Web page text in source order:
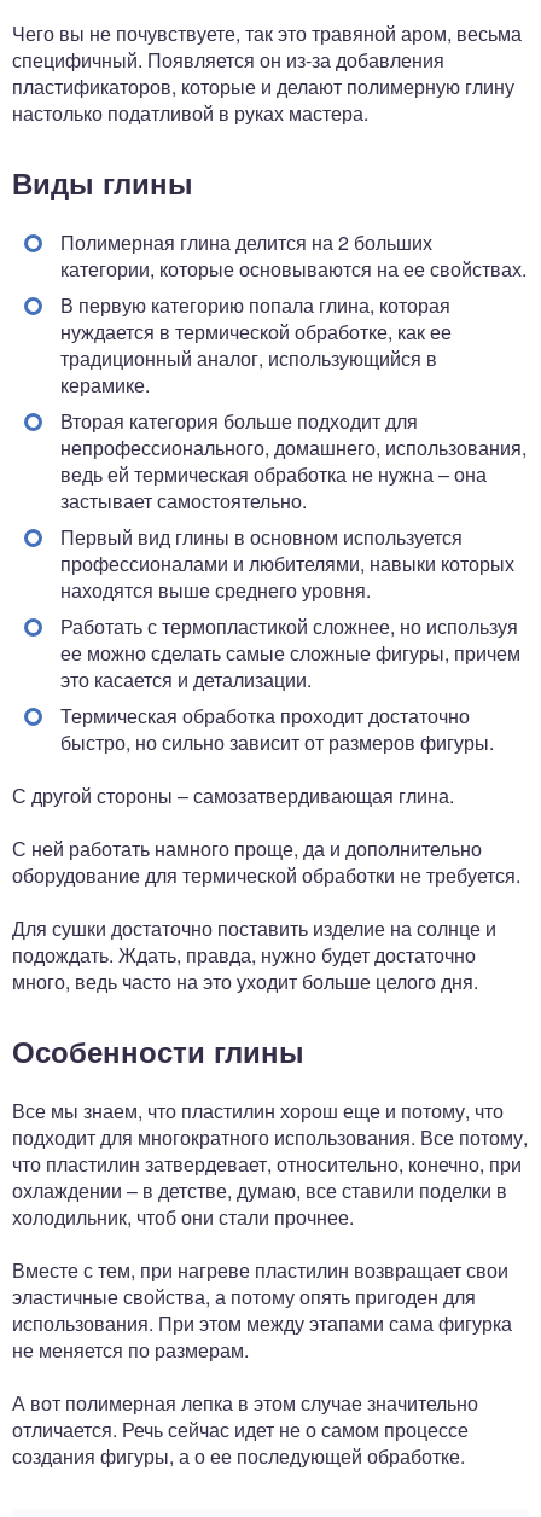
Чего вы не почувствуете, так это травяной аром, весьма
специфичный. Появляется он из-за добавления
пластификаторов, которые и делают полимерную глину
настолько податливой в руках мастера.
Виды глины
Полимерная глина делится на 2 больших
категории, которые основываются на ее свойствах.
В первую категорию попала глина, которая
нуждается в термической обработке, как ее
традиционный аналог, использующийся в
керамике.
Вторая категория больше подходит для
непрофессионального, домашнего, использования,
ведь ей термическая обработка не нужна – она
застывает самостоятельно.
Первый вид глины в основном используется
профессионалами и любителями, навыки которых
находятся выше среднего уровня.
Работать с термопластикой сложнее, но используя
ее можно сделать самые сложные фигуры, причем
это касается и детализации.
Термическая обработка проходит достаточно
быстро, но сильно зависит от размеров фигуры.
С другой стороны – самозатвердивающая глина.
С ней работать намного проще, да и дополнительно
оборудование для термической обработки не требуется.
Для сушки достаточно поставить изделие на солнце и
подождать. Ждать, правда, нужно будет достаточно
много, ведь часто на это уходит больше целого дня.
Особенности глины
Все мы знаем, что пластилин хорош еще и потому, что
подходит для многократного использования. Все потому,
что пластилин затвердевает, относительно, конечно, при
охлаждении – в детстве, думаю, все ставили поделки в
холодильник, чтоб они стали прочнее.
Вместе с тем, при нагреве пластилин возвращает свои
эластичные свойства, а потому опять пригоден для
использования. При этом между этапами сама фигурка
не меняется по размерам.
А вот полимерная лепка в этом случае значительно
отличается. Речь сейчас идет не о самом процессе
создания фигуры, а о ее последующей обработке.